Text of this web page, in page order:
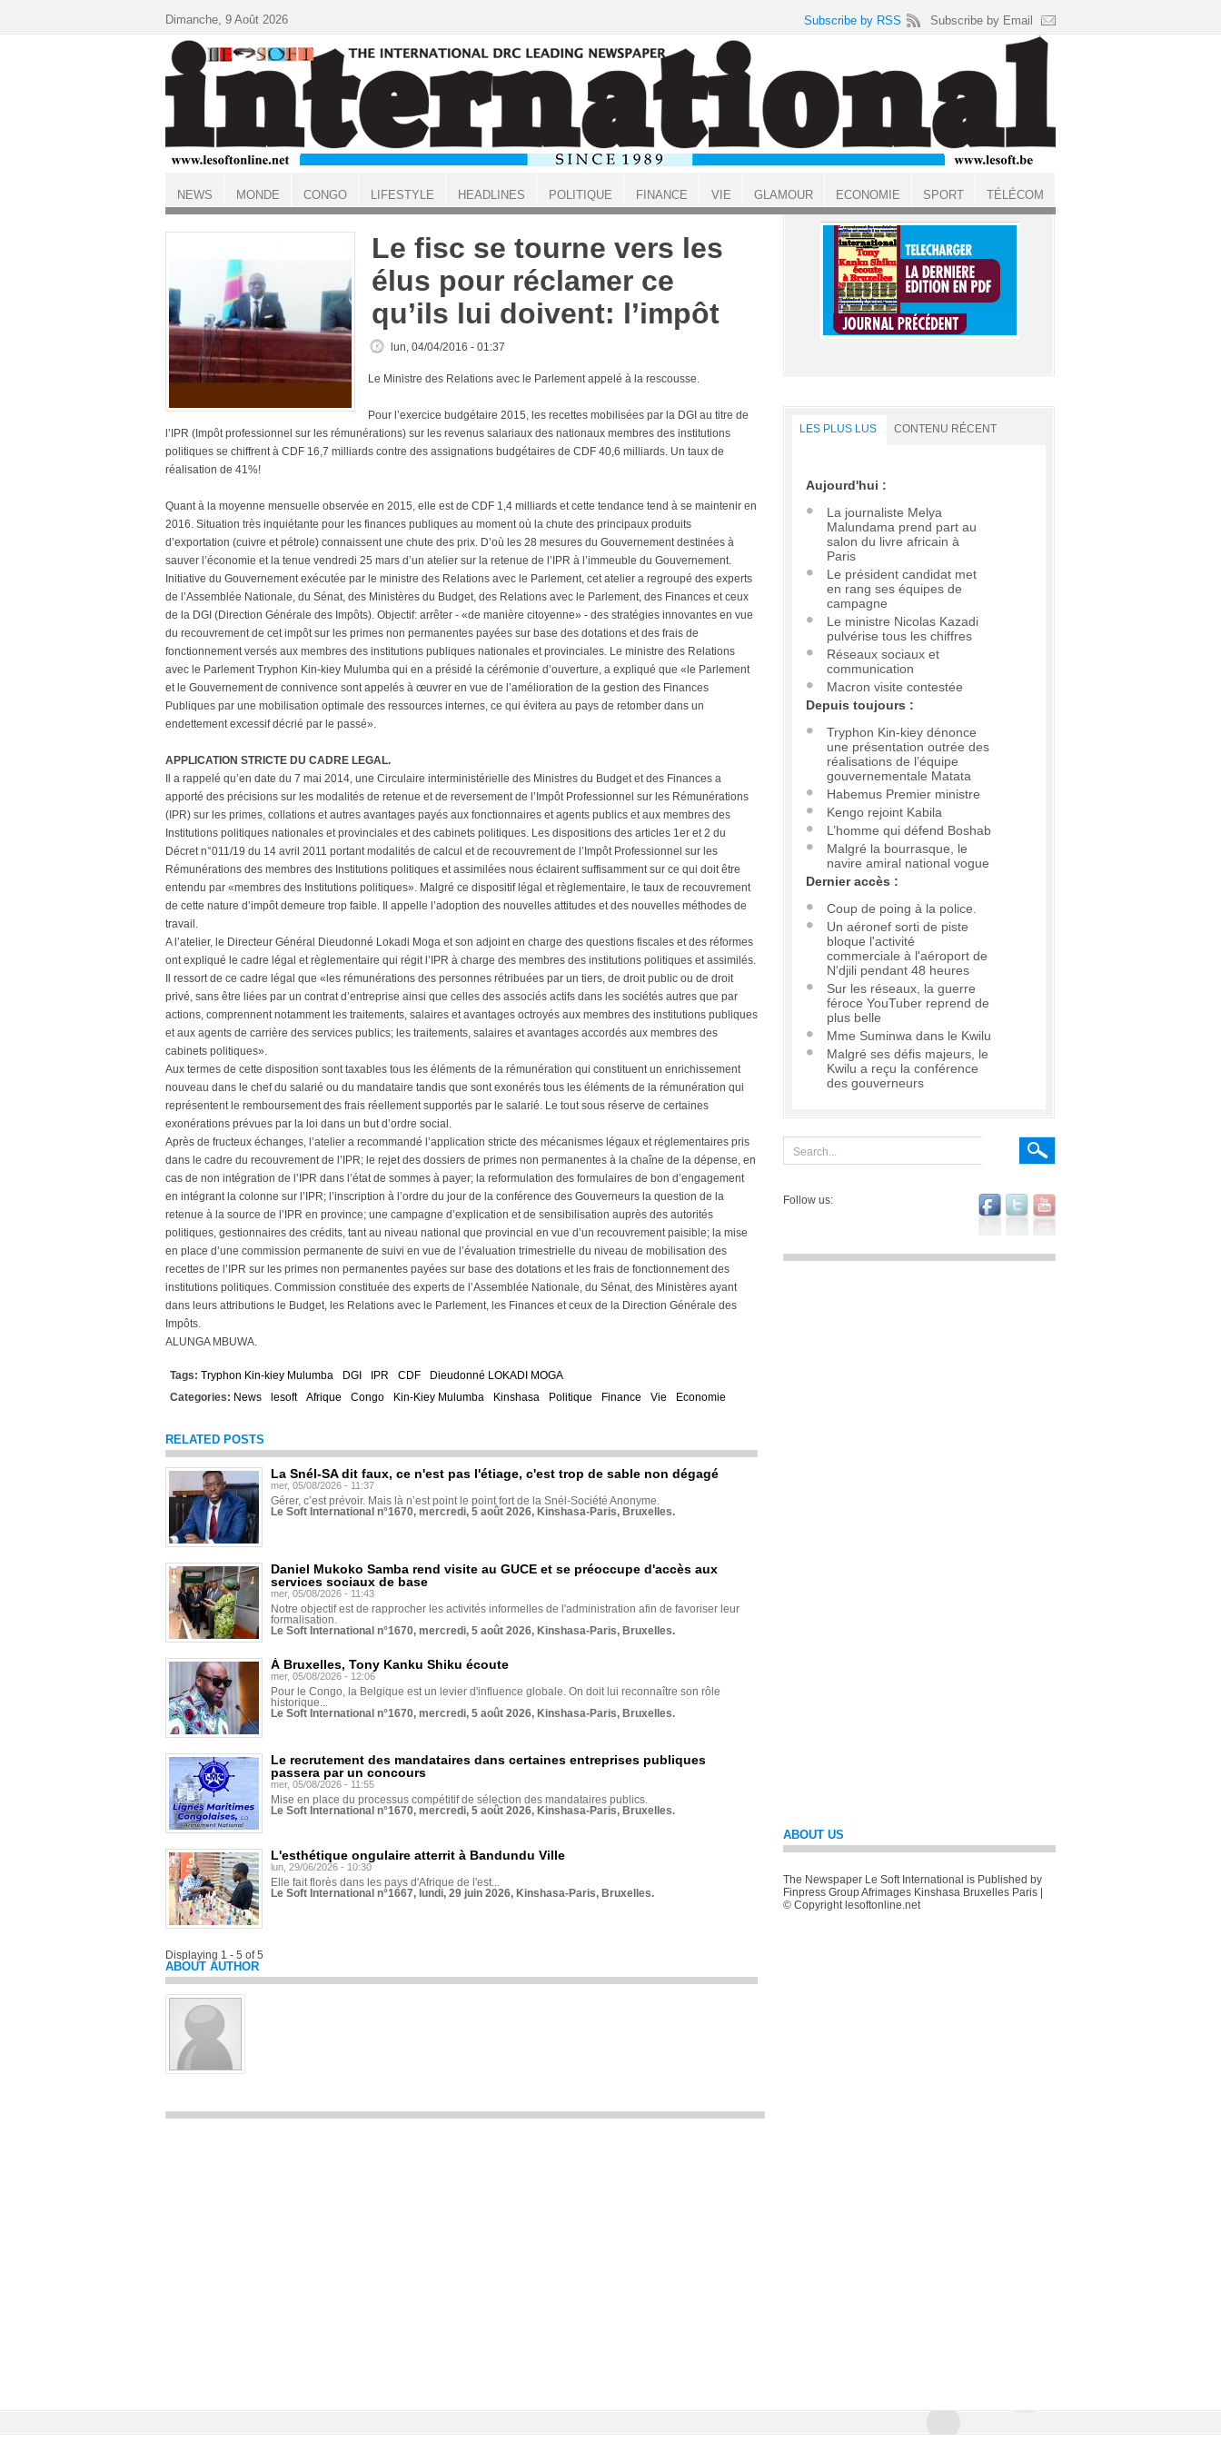
ACCUEIL
Le fisc se tourne vers les
élus pour réclamer ce
qu’ils lui doivent: l’impôt
lun, 04/04/2016 - 01:37
Le Ministre des Relations avec le Parlement appelé à la rescousse.
Pour l’exercice budgétaire 2015, les recettes mobilisées par la DGI au titre de
l’IPR (Impôt professionnel sur les rémunérations) sur les revenus salariaux des nationaux membres des institutions
politiques se chiffrent à CDF 16,7 milliards contre des assignations budgétaires de CDF 40,6 milliards. Un taux de
réalisation de 41%!
Quant à la moyenne mensuelle observée en 2015, elle est de CDF 1,4 milliards et cette tendance tend à se maintenir en
2016. Situation très inquiétante pour les finances publiques au moment où la chute des principaux produits
d’exportation (cuivre et pétrole) connaissent une chute des prix. D’où les 28 mesures du Gouvernement destinées à
sauver l’économie et la tenue vendredi 25 mars d’un atelier sur la retenue de l’IPR à l’immeuble du Gouvernement.
Initiative du Gouvernement exécutée par le ministre des Relations avec le Parlement, cet atelier a regroupé des experts
de l’Assemblée Nationale, du Sénat, des Ministères du Budget, des Relations avec le Parlement, des Finances et ceux
de la DGI (Direction Générale des Impôts). Objectif: arrêter - «de manière citoyenne» - des stratégies innovantes en vue
du recouvrement de cet impôt sur les primes non permanentes payées sur base des dotations et des frais de
fonctionnement versés aux membres des institutions publiques nationales et provinciales. Le ministre des Relations
avec le Parlement Tryphon Kin-kiey Mulumba qui en a présidé la cérémonie d’ouverture, a expliqué que «le Parlement
et le Gouvernement de connivence sont appelés à œuvrer en vue de l’amélioration de la gestion des Finances
Publiques par une mobilisation optimale des ressources internes, ce qui évitera au pays de retomber dans un
endettement excessif décrié par le passé».
APPLICATION STRICTE DU CADRE LEGAL.
Il a rappelé qu’en date du 7 mai 2014, une Circulaire interministérielle des Ministres du Budget et des Finances a
apporté des précisions sur les modalités de retenue et de reversement de l’Impôt Professionnel sur les Rémunérations
(IPR) sur les primes, collations et autres avantages payés aux fonctionnaires et agents publics et aux membres des
Institutions politiques nationales et provinciales et des cabinets politiques. Les dispositions des articles 1er et 2 du
Décret n°011/19 du 14 avril 2011 portant modalités de calcul et de recouvrement de l’Impôt Professionnel sur les
Rémunérations des membres des Institutions politiques et assimilées nous éclairent suffisamment sur ce qui doit être
entendu par «membres des Institutions politiques». Malgré ce dispositif légal et règlementaire, le taux de recouvrement
de cette nature d’impôt demeure trop faible. Il appelle l’adoption des nouvelles attitudes et des nouvelles méthodes de
travail.
A l’atelier, le Directeur Général Dieudonné Lokadi Moga et son adjoint en charge des questions fiscales et des réformes
ont expliqué le cadre légal et règlementaire qui régit l’IPR à charge des membres des institutions politiques et assimilés.
Il ressort de ce cadre légal que «les rémunérations des personnes rétribuées par un tiers, de droit public ou de droit
privé, sans être liées par un contrat d’entreprise ainsi que celles des associés actifs dans les sociétés autres que par
actions, comprennent notamment les traitements, salaires et avantages octroyés aux membres des institutions publiques
et aux agents de carrière des services publics; les traitements, salaires et avantages accordés aux membres des
cabinets politiques».
Aux termes de cette disposition sont taxables tous les éléments de la rémunération qui constituent un enrichissement
nouveau dans le chef du salarié ou du mandataire tandis que sont exonérés tous les éléments de la rémunération qui
représentent le remboursement des frais réellement supportés par le salarié. Le tout sous réserve de certaines
exonérations prévues par la loi dans un but d’ordre social.
Après de fructeux échanges, l’atelier a recommandé l’application stricte des mécanismes légaux et réglementaires pris
dans le cadre du recouvrement de l’IPR; le rejet des dossiers de primes non permanentes à la chaîne de la dépense, en
cas de non intégration de l’IPR dans l’état de sommes à payer; la reformulation des formulaires de bon d’engagement
en intégrant la colonne sur l’IPR; l’inscription à l’ordre du jour de la conférence des Gouverneurs la question de la
retenue à la source de l’IPR en province; une campagne d’explication et de sensibilisation auprès des autorités
politiques, gestionnaires des crédits, tant au niveau national que provincial en vue d’un recouvrement paisible; la mise
en place d’une commission permanente de suivi en vue de l’évaluation trimestrielle du niveau de mobilisation des
recettes de l’IPR sur les primes non permanentes payées sur base des dotations et les frais de fonctionnement des
institutions politiques. Commission constituée des experts de l’Assemblée Nationale, du Sénat, des Ministères ayant
dans leurs attributions le Budget, les Relations avec le Parlement, les Finances et ceux de la Direction Générale des
Impôts.
ALUNGA MBUWA.
Tags: Tryphon Kin-kiey Mulumba DGI IPR CDF
Dieudonné LOKADI MOGA
Categories: News lesoft Afrique Congo Kin-Kiey Mulumba Kinshasa Politique Finance Vie Economie
RELATED POSTS
La Snél-SA dit faux, ce n'est pas l'étiage, c'est trop de sable non dégagé
mer, 05/08/2026 - 11:37
Gérer, c’est prévoir. Mais là n’est point le point fort de la Snél-Société Anonyme.
Le Soft International n°1670, mercredi, 5 août 2026, Kinshasa-Paris, Bruxelles.
Daniel Mukoko Samba rend visite au GUCE et se préoccupe d'accès aux
services sociaux de base
mer, 05/08/2026 - 11:43
Notre objectif est de rapprocher les activités informelles de l'administration afin de favoriser leur
formalisation.
Le Soft International n°1670, mercredi, 5 août 2026, Kinshasa-Paris, Bruxelles.
À Bruxelles, Tony Kanku Shiku écoute
mer, 05/08/2026 - 12:06
Pour le Congo, la Belgique est un levier d'influence globale. On doit lui reconnaître son rôle
historique...
Le Soft International n°1670, mercredi, 5 août 2026, Kinshasa-Paris, Bruxelles.
Le recrutement des mandataires dans certaines entreprises publiques
passera par un concours
mer, 05/08/2026 - 11:55
Mise en place du processus compétitif de sélection des mandataires publics.
Le Soft International n°1670, mercredi, 5 août 2026, Kinshasa-Paris, Bruxelles.
L'esthétique ongulaire atterrit à Bandundu Ville
lun, 29/06/2026 - 10:30
Elle fait florès dans les pays d'Afrique de l'est...
Le Soft International n°1667, lundi, 29 juin 2026, Kinshasa-Paris, Bruxelles.
Displaying 1 - 5 of 5
ABOUT AUTHOR
LES PLUS LUS CONTENU RÉCENT
Aujourd'hui :
La journaliste Melya
Malundama prend part au
salon du livre africain à
Paris
Le président candidat met
en rang ses équipes de
campagne
Le ministre Nicolas Kazadi
pulvérise tous les chiffres
Réseaux sociaux et
communication
Macron visite contestée
Depuis toujours :
Tryphon Kin-kiey dénonce
une présentation outrée des
réalisations de l’équipe
gouvernementale Matata
Habemus Premier ministre
Kengo rejoint Kabila
L’homme qui défend Boshab
Malgré la bourrasque, le
navire amiral national vogue
Dernier accès :
Coup de poing à la police.
Un aéronef sorti de piste
bloque l'activité
commerciale à l'aéroport de
N'djili pendant 48 heures
Sur les réseaux, la guerre
féroce YouTuber reprend de
plus belle
Mme Suminwa dans le Kwilu
Malgré ses défis majeurs, le
Kwilu a reçu la conférence
des gouverneurs
Follow us:
ABOUT US
The Newspaper Le Soft International is Published by
Finpress Group Afrimages Kinshasa Bruxelles Paris |
© Copyright lesoftonline.net
Dimanche, 9 Août 2026 Subscribe by RSS Subscribe by Email
NEWS MONDE CONGO LIFESTYLE HEADLINES POLITIQUE FINANCE VIE GLAMOUR ECONOMIE SPORT TÉLÉCOM